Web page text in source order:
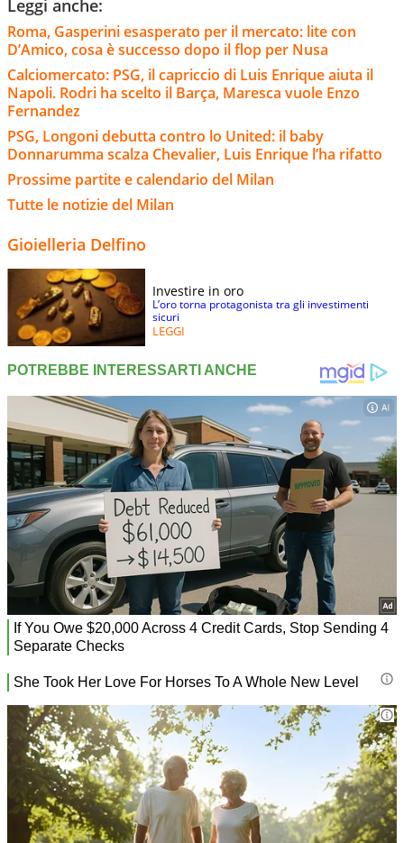
Leggi anche:
Roma, Gasperini esasperato per il mercato: lite con
D’Amico, cosa è successo dopo il flop per Nusa
Calciomercato: PSG, il capriccio di Luis Enrique aiuta il
Napoli. Rodri ha scelto il Barça, Maresca vuole Enzo
Fernandez
PSG, Longoni debutta contro lo United: il baby
Donnarumma scalza Chevalier, Luis Enrique l’ha rifatto
Prossime partite e calendario del Milan
Tutte le notizie del Milan
Gioielleria Delfino
Investire in oro
L’oro torna protagonista tra gli investimenti
sicuri
LEGGI